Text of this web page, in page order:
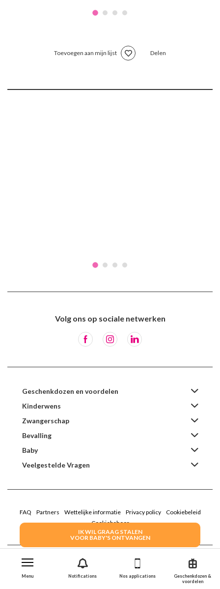
Geschenkdozen &
voordelen
Nos applications
Notifications
Menu
IK WIL GRAAG STALEN
VOOR BABY'S ONTVANGEN
Toevoegen aan mijn lijst Delen
Volg ons op sociale netwerken
Geschenkdozen en voordelen
Kinderwens
Zwangerschap
Bevalling
Baby
Veelgestelde Vragen
FAQ Partners Wettelijke informatie Privacy policy
Cookiebeleid
Cookiebeheer
2022 Family Service - De Roze Doos